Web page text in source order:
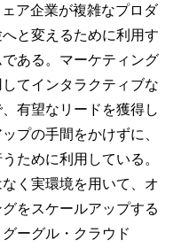
ア企業が複雑なプロダ
と変えるために利用す
ある。マーケティング
てインタラクティブな
有望なリードを獲得し
プの手間をかけずに、
ために利用している。
く実環境を用いて、オ
をスケールアップする
ーグル・クラウド